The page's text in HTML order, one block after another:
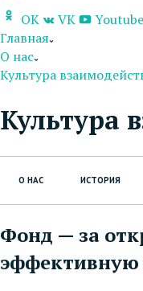
OK
VK Youtube
Главная
О нас
Культура
Культура
О НАС ИСТОРИЯ
Фонд — за